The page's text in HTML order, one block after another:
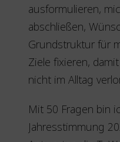
ausformulieren,
abschließen,
Grundstruktur für
Ziele fixieren,
nicht im Alltag
Mit 50 Fragen bin
Jahresstimmung